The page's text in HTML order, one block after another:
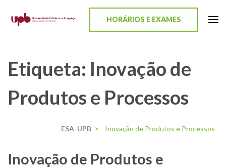
HORÁRIOS E EXAMES
Etiqueta: Inovação de
Produtos e Processos
ESA-UPB > Inovação de Produtos e Processos
Inovação de Produtos e